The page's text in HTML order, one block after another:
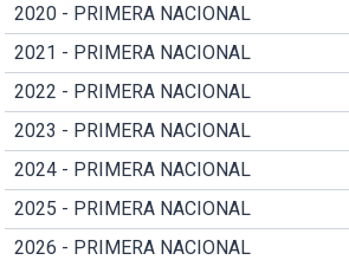
2020 - PRIMERA NACIONAL
2021 - PRIMERA NACIONAL
2022 - PRIMERA NACIONAL
2023 - PRIMERA NACIONAL
2024 - PRIMERA NACIONAL
2025 - PRIMERA NACIONAL
2026 - PRIMERA NACIONAL